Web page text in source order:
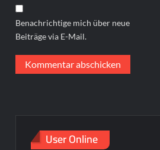
Benachrichtige mich über neue
Beiträge via E-Mail.
User Online